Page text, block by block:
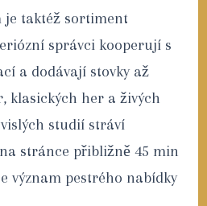
je taktéž sortiment
správci kooperují s
a dodávají stovky až
klasických her a živých
studií stráví
stránce přibližně 45 min
význam pestrého nabídky